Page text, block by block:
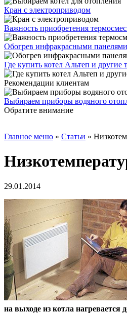
Кран с электроприводом
Важность приобретения
Обогрев инфракрасными
Где купить котел Альтеп и другие
Рекомендации клиентам
Выбираем приборы водяного
Обратите внимание
Главное меню » Статьи »
29.01.2014
на выходе из котла нагревается